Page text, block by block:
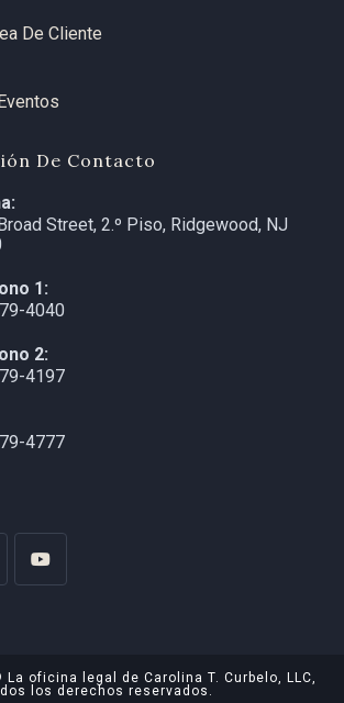
De Cliente
De Contacto
Street, 2.º Piso, Ridgewood, NJ
1:
4040
2:
4197
4777
oficina legal de Carolina T. Curbelo, LLC,
los derechos reservados.